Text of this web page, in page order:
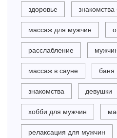
здоровье знакомства
массаж для мужчин
расслабление
массаж в сауне баня
знакомства девушки
хобби для мужчин
релаксация для мужчин